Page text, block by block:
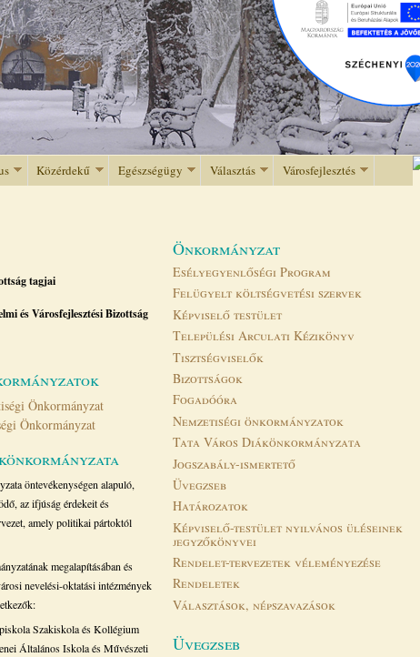
Közérdekű Egészségügy Választás Városfejlesztés
tagjai
és Városfejlesztési Bizottság
Önkormányzat
Önkormányzat
öntevékenységen alapuló,
az ifjúság érdekeit és
amely politikai pártoktól
megalapításában és
nevelési-oktatási intézmények
Szakiskola és Kollégium
Általános Iskola és Művészeti
Önkormányzat
Esélyegyenlőségi Program
Felügyelt költségvetési szervek
Képviselő testület
Települési Arculati Kézikönyv
Tisztségviselők
Bizottságok
Fogadóóra
Nemzetiségi önkormányzatok
Tata Város Diákönkormányzata
Jogszabály-ismertető
Üvegzseb
Határozatok
Képviselő-testület nyilvános üléseinek
jegyzőkönyvei
Rendelet-tervezetek véleményezése
Rendeletek
Választások, népszavazások
Üvegzseb